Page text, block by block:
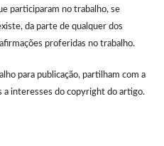
participaram no trabalho, se
da parte de qualquer dos
proferidas no trabalho.
para publicação, partilham com a
a interesses do copyright do artigo.